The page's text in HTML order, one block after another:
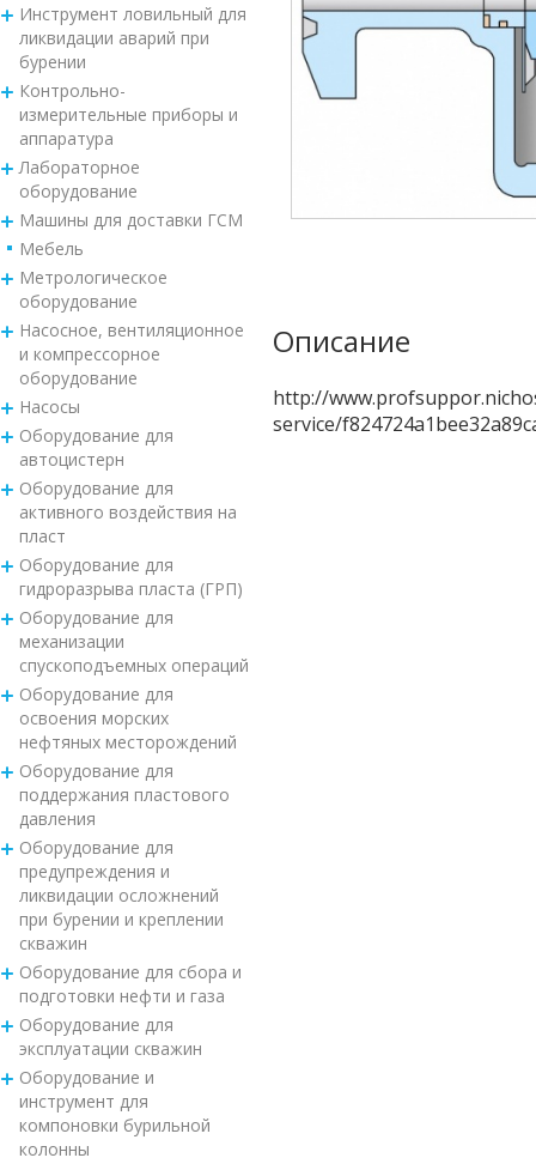
Инструмент ловильный для
ликвидации аварий при
бурении
Контрольно-
измерительные приборы и
аппаратура
Лабораторное
оборудование
Машины для доставки ГСМ
Мебель
Метрологическое
оборудование
Насосное, вентиляционное
и компрессорное
оборудование
Насосы
Оборудование для
автоцистерн
Оборудование для
активного воздействия на
пласт
Оборудование для
гидроразрыва пласта (ГРП)
Оборудование для
механизации
спускоподъемных операций
Оборудование для
освоения морских
нефтяных месторождений
Оборудование для
поддержания пластового
давления
Оборудование для
предупреждения и
ликвидации осложнений
при бурении и креплении
скважин
Оборудование для сбора и
подготовки нефти и газа
Оборудование для
эксплуатации скважин
Оборудование и
инструмент для
компоновки бурильной
колонны
Описание
http://
service/